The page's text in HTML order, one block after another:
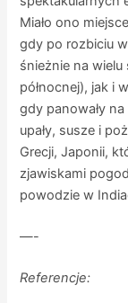
Miało ono
gdy po rozbiciu
śnieżnie na
północnej), jak i
gdy panowały
upały, susze i
Grecji, Japonii,
zjawiskami
powodzie w
—-
Referencje: